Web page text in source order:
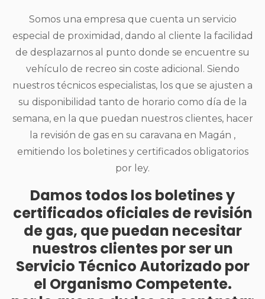
Somos una empresa que cuenta un servicio
especial de proximidad, dando al cliente la facilidad
de desplazarnos al punto donde se encuentre su
vehículo de recreo sin coste adicional. Siendo
nuestros técnicos especialistas, los que se ajusten a
su disponibilidad tanto de horario como día de la
semana, en la que puedan nuestros clientes, hacer
la revisión de gas en su caravana en Magán ,
emitiendo los boletines y certificados obligatorios
por ley.
Damos todos los boletines y
certificados oficiales de revisión
de gas, que puedan necesitar
nuestros clientes por ser un
Servicio Técnico Autorizado por
el Organismo Competente.